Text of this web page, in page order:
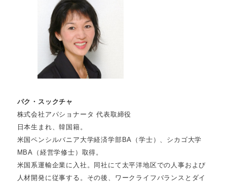
パク・スックチャ
株式会社アパショナータ 代表取締役
日本生まれ、韓国籍。
米国ペンシルバニア大学経済学部BA（学士）、シカゴ大学
MBA（経営学修士）取得。
米国系運輸企業に入社。同社にて太平洋地区での人事および
人材開発に従事する。その後、ワークライフバランスとダイ